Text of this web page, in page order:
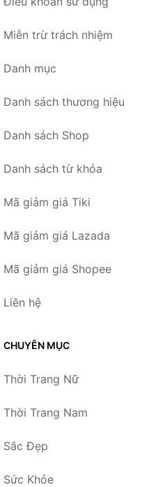
Miễn trừ trách nhiệm
Danh mục
Danh sách thương hiệu
Danh sách Shop
Danh sách từ khóa
Mã giảm giá Tiki
Mã giảm giá Lazada
Mã giảm giá Shopee
Liên hệ
CHUYÊN MỤC
Thời Trang Nữ
Thời Trang Nam
Sắc Đẹp
Sức Khỏe